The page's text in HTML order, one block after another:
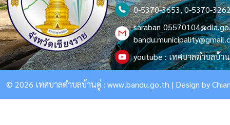
0-5370-3653, 0-5370-
youtube : เทศบาลตำบลบ้า
© 2026 เทศบาลตำบลบ้านดู่ : www.bandu.go.th | Design by